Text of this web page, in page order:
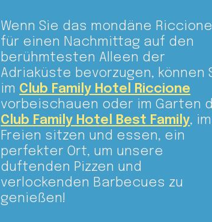
Wenn Sie das mondäne Riccione
für einen Nachmittag auf den
berühmtesten Alleen der
Adriaküste bevorzugen, können
im Club Family Hotel Riccione
vorbeischauen oder im Garten
Club Family Hotel Best Family, im
Freien sitzen und essen, ein
perfekter Ort, um unsere
duftenden Pizzen und
verlockenden Barbecues zu
genießen!